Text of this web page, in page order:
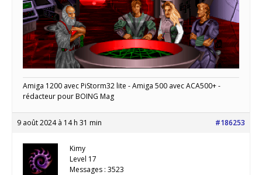
Amiga 1200 avec PiStorm32 lite - Amiga 500 avec ACA500+ -
rédacteur pour BOING Mag
9 août 2024 à 14 h 31 min #186253
Kimy
Level 17
Messages : 3523